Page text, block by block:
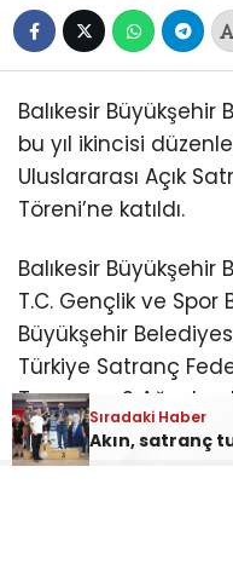
Sıradaki Haber
Balıkesir Büyükşehir
bu yıl ikincisi
Uluslararası Açık
Töreni’ne katıldı.
Balıkesir Büyükşehir
T.C. Gençlik ve Spor
Büyükşehir
Türkiye Satranç
Temmuz-2 Ağustos
düzenlenen “2.
Uluslararası Açık